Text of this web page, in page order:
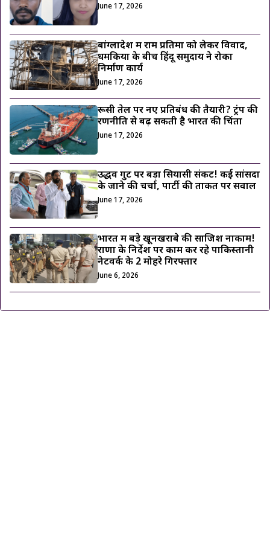
June 17, 2026
बांग्लादेश में राम प्रतिमा को लेकर विवाद,
धमकियों के बीच हिंदू समुदाय ने रोका
निर्माण कार्य
June 17, 2026
रूसी तेल पर नए प्रतिबंध की तैयारी? ट्रंप की
रणनीति से बढ़ सकती है भारत की चिंता
June 17, 2026
उद्धव गुट पर बड़ा सियासी संकट! कई सांसदों
के जाने की चर्चा, पार्टी की ताकत पर सवाल
June 17, 2026
भारत में बड़े खूनखराबे की साजिश नाकाम!
राणा के निर्देश पर काम कर रहे पाकिस्तानी
नेटवर्क के 2 मोहरे गिरफ्तार
June 6, 2026